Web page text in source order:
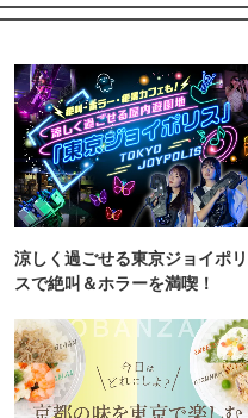
涼しく過ごせる東京ジョイポリ
スで絶叫＆ホラーを満喫！